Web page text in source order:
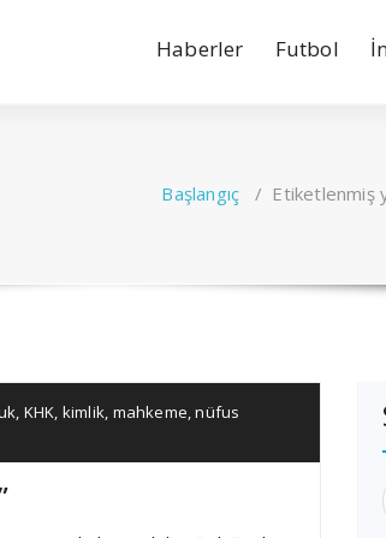
Haberler Futbol
Başlangıç / Etiketlenmiş
, KHK, kimlik, mahkeme,nüfus